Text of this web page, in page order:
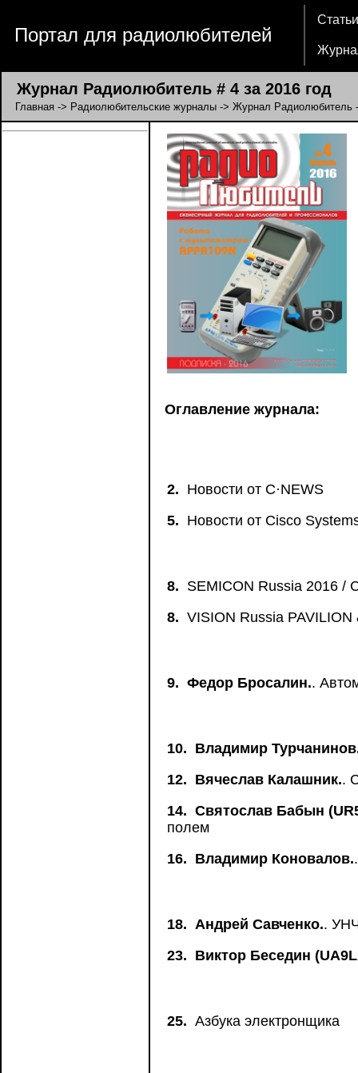
Портал для радиолюбителей
Статьи
Журнал Радиолюбитель # 4 за 2016 год
Главная -> Радиолюбительские журналы -> Журнал Радиолюбитель
Оглавление журнала:
2. Новости от C·NEWS
5. Новости от Сisco
8. SEMICON Russia 2016
8. VISION Russia
9. Федор Бросалин..
10. Владимир
12. Вячеслав Калашник..
14. Святослав Бабын
полем
16. Владимир Коновалов.
18. Андрей Савченко..
23. Виктор Беседин
25. Азбука электронщика